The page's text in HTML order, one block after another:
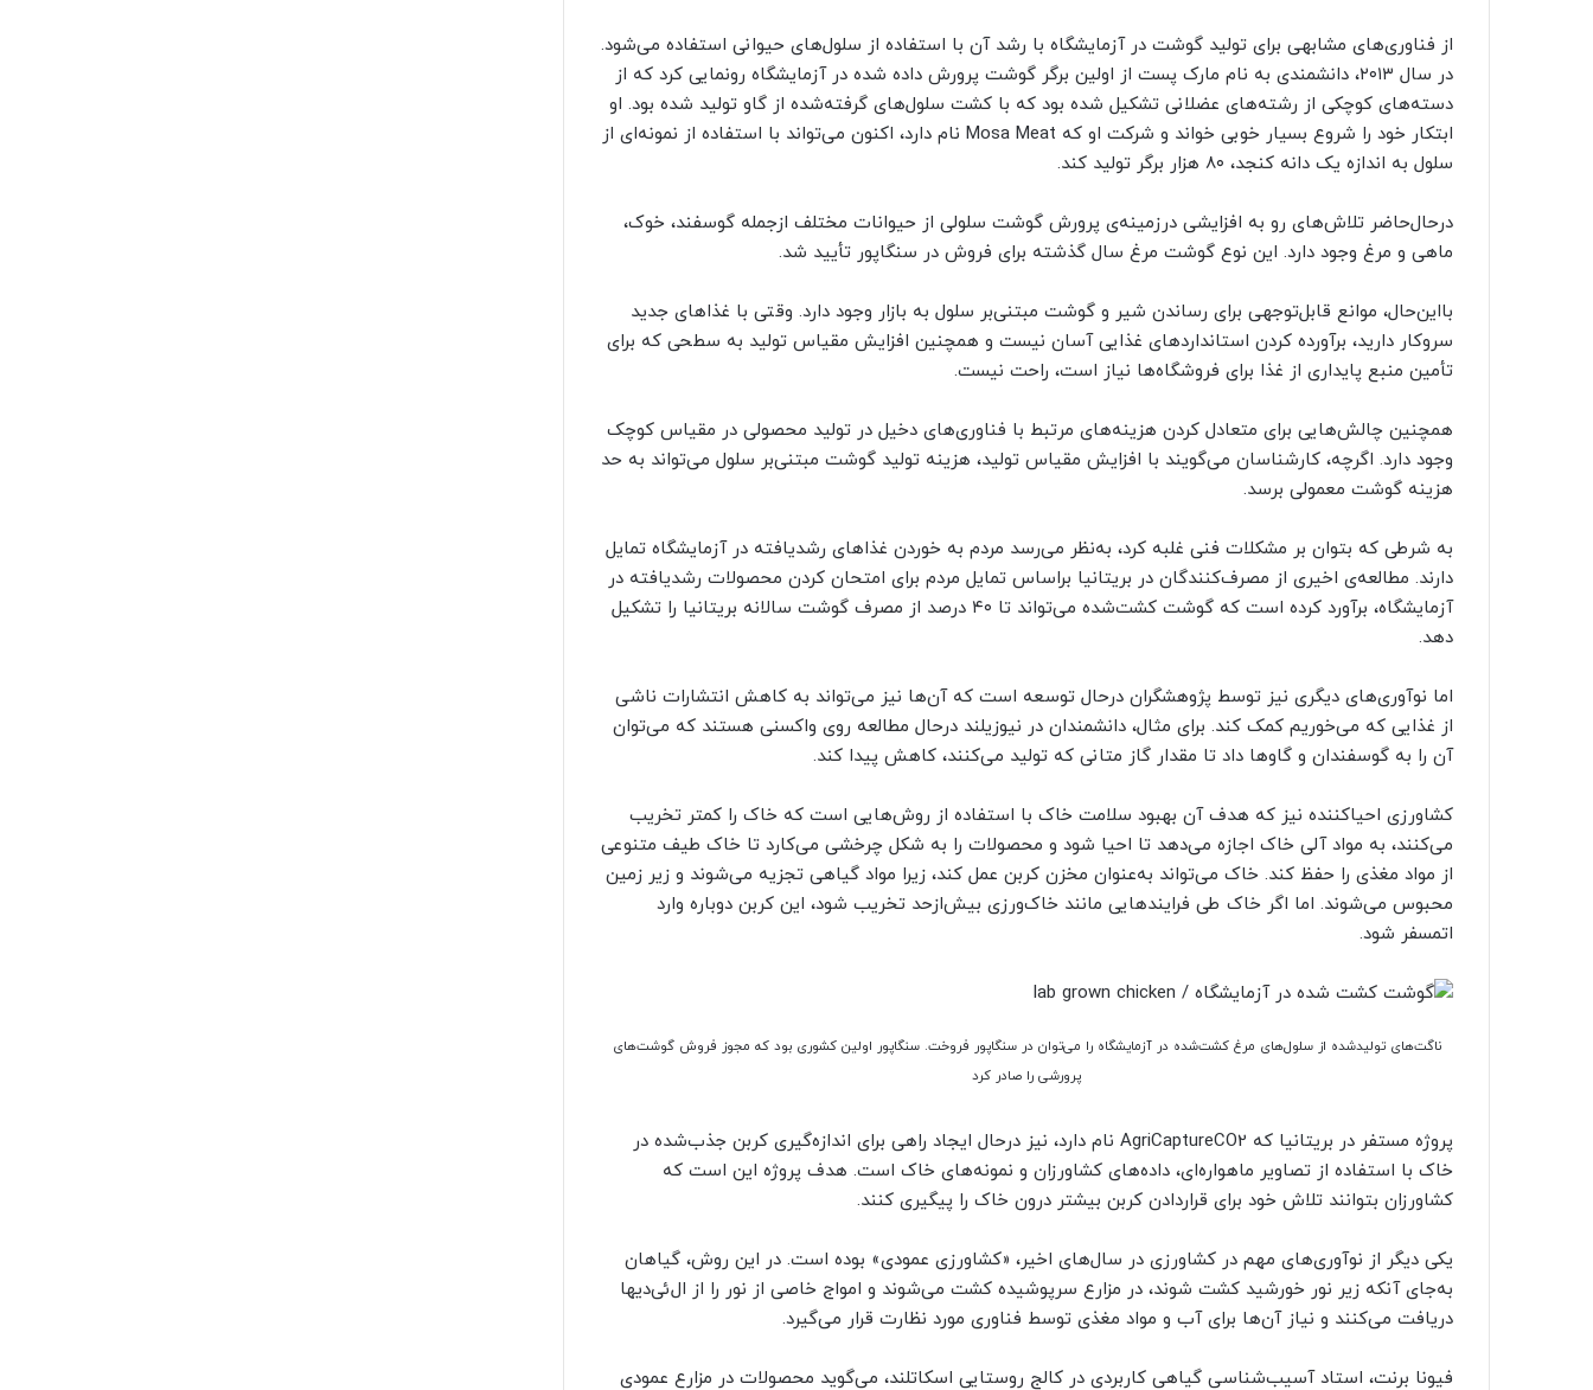
از فناوری‌های مشابهی برای تولید گوشت در آزمایشگاه با رشد آن با استفاده از سلول‌های حیوانی استفاده می‌شود.
در سال ۲۰۱۳، دانشمندی به نام مارک پست از اولین برگر گوشت پرورش داده شده در آزمایشگاه رونمایی کرد که از
دسته‌های کوچکی از رشته‌های عضلانی تشکیل شده بود که با کشت سلول‌های گرفته‌شده از گاو تولید شده بود. او
ابتکار خود را شروع بسیار خوبی خواند و شرکت او که Mosa Meat نام دارد، اکنون می‌تواند با استفاده از نمونه‌ای از
سلول به اندازه یک دانه کنجد، ۸۰ هزار برگر تولید کند.
درحال‌حاضر تلاش‌های رو به افزایشی درزمینه‌ی پرورش گوشت سلولی از حیوانات مختلف ازجمله گوسفند، خوک،
ماهی و مرغ وجود دارد. این نوع گوشت مرغ سال گذشته برای فروش در سنگاپور تأیید شد.
با‌این‌حال، موانع قابل‌توجهی برای رساندن شیر و گوشت مبتنی‌بر سلول به بازار وجود دارد. وقتی با غذاهای جدید
سروکار دارید، برآورده کردن استانداردهای غذایی آسان نیست و همچنین افزایش مقیاس تولید به سطحی که برای
تأمین منبع پایداری از غذا برای فروشگاه‌ها نیاز است، راحت نیست.
همچنین چالش‌هایی برای متعادل کردن هزینه‌های مرتبط با فناوری‌های دخیل در تولید محصولی در مقیاس کوچک
وجود دارد. اگرچه، کارشناسان می‌گویند با افزایش مقیاس تولید، هزینه تولید گوشت مبتنی‌بر سلول می‌تواند به حد
هزینه گوشت معمولی برسد.
به شرطی که بتوان بر مشکلات فنی غلبه کرد، به‌نظر می‌رسد مردم به خوردن غذاهای رشدیافته در آزمایشگاه تمایل
دارند. مطالعه‌ی اخیری از مصرف‌کنندگان در بریتانیا براساس تمایل مردم برای امتحان کردن محصولات رشدیافته در
آزمایشگاه، برآورد کرده است که گوشت کشت‌شده می‌تواند تا ۴۰ درصد از مصرف گوشت سالانه بریتانیا را تشکیل
دهد.
اما نوآوری‌های دیگری نیز توسط پژوهشگران درحال توسعه است که آن‌ها نیز می‌تواند به کاهش انتشارات ناشی
از غذایی که می‌خوریم کمک کند. برای مثال، دانشمندان در نیوزیلند درحال مطالعه روی واکسنی هستند که می‌توان
آن را به گوسفندان و گاوها داد تا مقدار گاز متانی که تولید می‌کنند، کاهش پیدا کند.
کشاورزی احیاکننده نیز که هدف آن بهبود سلامت خاک با استفاده از روش‌هایی است که خاک را کمتر تخریب
می‌کنند، به مواد آلی خاک اجازه می‌دهد تا احیا شود و محصولات را به شکل چرخشی می‌کارد تا خاک طیف متنوعی
از مواد مغذی را حفظ کند. خاک می‌تواند به‌عنوان مخزن کربن عمل کند، زیرا مواد گیاهی تجزیه می‌شوند و زیر زمین
محبوس می‌شوند. اما اگر خاک طی فرایندهایی مانند خاک‌ورزی بیش‌ازحد تخریب شود، این کربن دوباره وارد
اتمسفر شود.
ناگت‌های تولیدشده از سلول‌های مرغ کشت‌شده در آزمایشگاه را می‌توان در سنگاپور فروخت. سنگاپور اولین کشوری بود که مجوز فروش گوشت‌های
پرورشی را صادر کرد
پروژه مستفر در بریتانیا که AgriCaptureCO2 نام دارد، نیز درحال ایجاد راهی برای اندازه‌گیری کربن جذب‌شده در
خاک با استفاده از تصاویر ماهواره‌ای، داده‌های کشاورزان و نمونه‌های خاک است. هدف پروژه این است که
کشاورزان بتوانند تلاش خود برای قراردادن کربن بیشتر درون خاک را پیگیری کنند.
یکی دیگر از نوآوری‌های مهم در کشاورزی در سال‌های اخیر، «کشاورزی عمودی» بوده است. در این روش، گیاهان
به‌جای آنکه زیر نور خورشید کشت شوند، در مزارع سرپوشیده کشت می‌شوند و امواج خاصی از نور را از ال‌ئی‌دیها
دریافت می‌کنند و نیاز آن‌ها برای آب و مواد مغذی توسط فناوری مورد نظارت قرار می‌گیرد.
فیونا برنت، استاد آسیب‌شناسی گیاهی کاربردی در کالج روستایی اسکاتلند، می‌گوید محصولات در مزارع عمودی